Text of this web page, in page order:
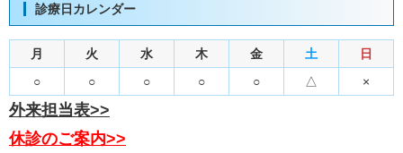
診療日カレンダー
月 火 水 木 金 土
日
○
○ ○ ○ ○ △ ×
外来担当表>>
休診のご案内>>